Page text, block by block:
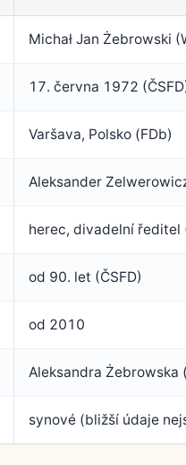
Michał Jan Żebrowski
17. června 1972
Varšava, Polsko (FDb)
Aleksander
herec, divadelní ředitel
od 90. let (ČSFD)
od 2010
Aleksandra
synové (bližší údaje